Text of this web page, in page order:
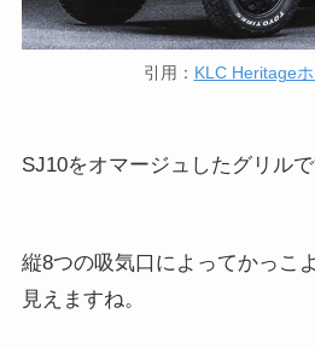
引用： KLC Heritage
SJ10をオマージュしたグリルで
縦8つの吸気口によってかっこ
見えますね。